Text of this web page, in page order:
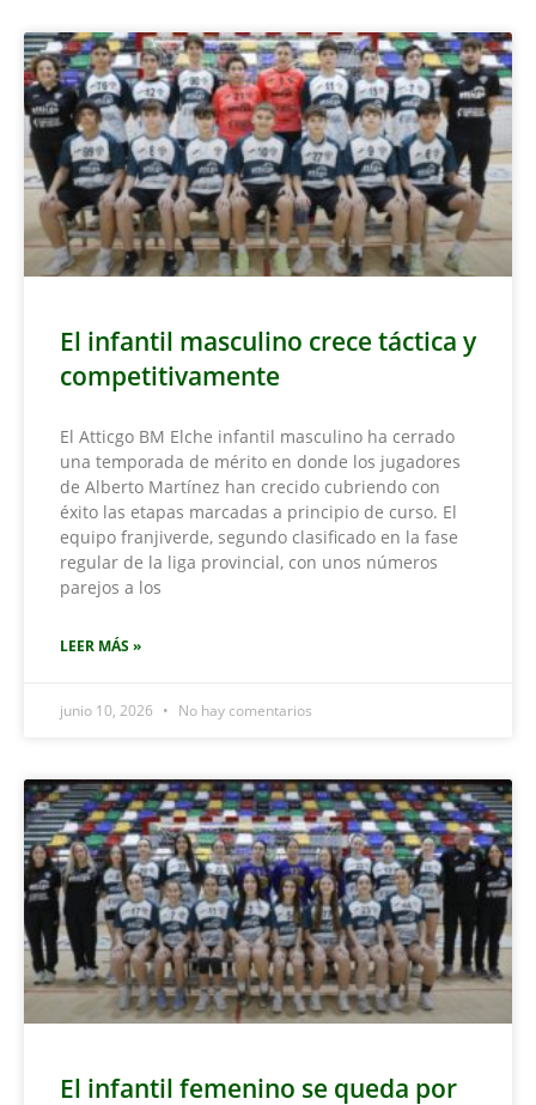
El infantil masculino crece táctica y
competitivamente
El Atticgo BM Elche infantil masculino ha cerrado
una temporada de mérito en donde los jugadores
de Alberto Martínez han crecido cubriendo con
éxito las etapas marcadas a principio de curso. El
equipo franjiverde, segundo clasificado en la fase
regular de la liga provincial, con unos números
parejos a los
LEER MÁS »
junio 10, 2026 No hay comentarios
El infantil femenino se queda por